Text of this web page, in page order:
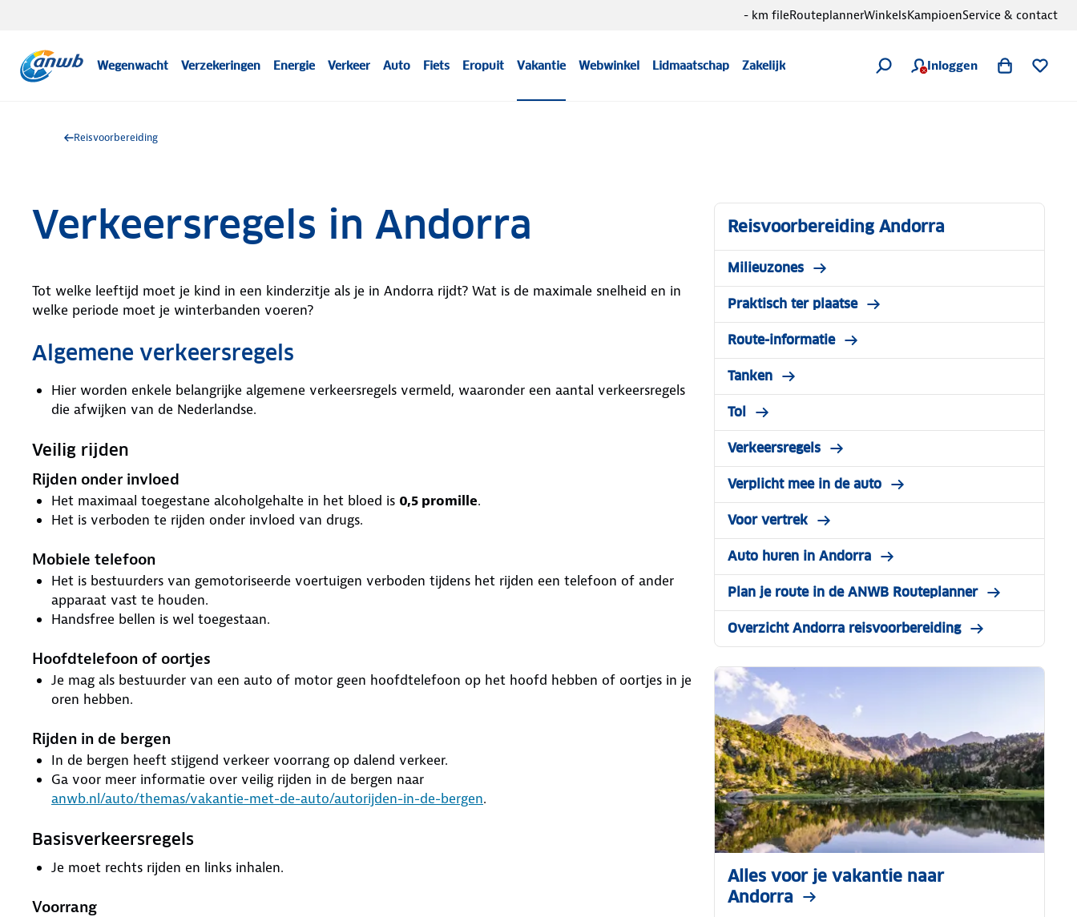
Wegenwacht Verzekeringen Energie Verkeer Auto Fiets Eropuit Vakantie Webwinkel Lidmaatschap Zakelijk Inloggen
- km fileRouteplannerWinkelsKampioenService & contact
Reisvoorbereiding
Verkeersregels in Andorra
Tot welke leeftijd moet je kind in een kinderzitje als je in Andorra rijdt? Wat is de maximale snelheid en in
welke periode moet je winterbanden voeren?
Algemene verkeersregels
Hier worden enkele belangrijke algemene verkeersregels vermeld, waaronder een aantal verkeersregels
die afwijken van de Nederlandse.
Veilig rijden
Rijden onder invloed
Het maximaal toegestane alcoholgehalte in het bloed is 0,5 promille.
Het is verboden te rijden onder invloed van drugs.
Mobiele telefoon
Het is bestuurders van gemotoriseerde voertuigen verboden tijdens het rijden een telefoon of ander
apparaat vast te houden.
Handsfree bellen is wel toegestaan.
Hoofdtelefoon of oortjes
Je mag als bestuurder van een auto of motor geen hoofdtelefoon op het hoofd hebben of oortjes in je
oren hebben.
Rijden in de bergen
In de bergen heeft stijgend verkeer voorrang op dalend verkeer.
Ga voor meer informatie over veilig rijden in de bergen naar
anwb.nl/auto/themas/vakantie-met-de-auto/autorijden-in-de-bergen.
Basisverkeersregels
Je moet rechts rijden en links inhalen.
Voorrang
Reisvoorbereiding Andorra
Milieuzones
Praktisch ter plaatse
Route-informatie
Tanken
Tol
Verkeersregels
Verplicht mee in de auto
Voor vertrek
Auto huren in Andorra
Plan je route in de ANWB Routeplanner
Overzicht Andorra reisvoorbereiding
Alles voor je vakantie naar
Andorra